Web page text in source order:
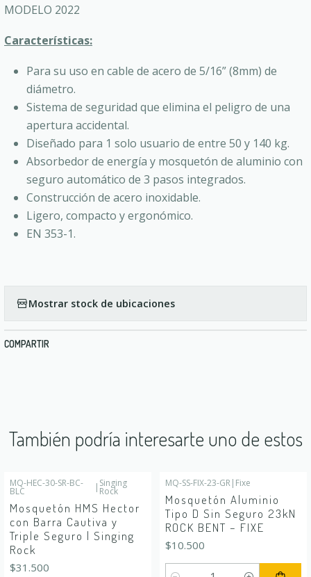
MODELO 2022
Características:
Para su uso en cable de acero de 5/16” (8mm) de
diámetro.
Sistema de seguridad que elimina el peligro de una
apertura accidental.
Diseñado para 1 solo usuario de entre 50 y 140 kg.
Absorbedor de energía y mosquetón de aluminio con
seguro automático de 3 pasos integrados.
Construcción de acero inoxidable.
Ligero, compacto y ergonómico.
EN 353-1.
Mostrar stock de ubicaciones
COMPARTIR
También podría interesarte uno de estos
Agotado
MQ-HEC-30-SR-BC-
BLC | Singing
Rock
Mosquetón HMS Hector
con Barra Cautiva y
Triple Seguro | Singing
Rock
$31.500
MQ-SS-FIX-23-GR| Fixe
Mosquetón Aluminio
Tipo D Sin Seguro 23kN
ROCK BENT – FIXE
$10.500